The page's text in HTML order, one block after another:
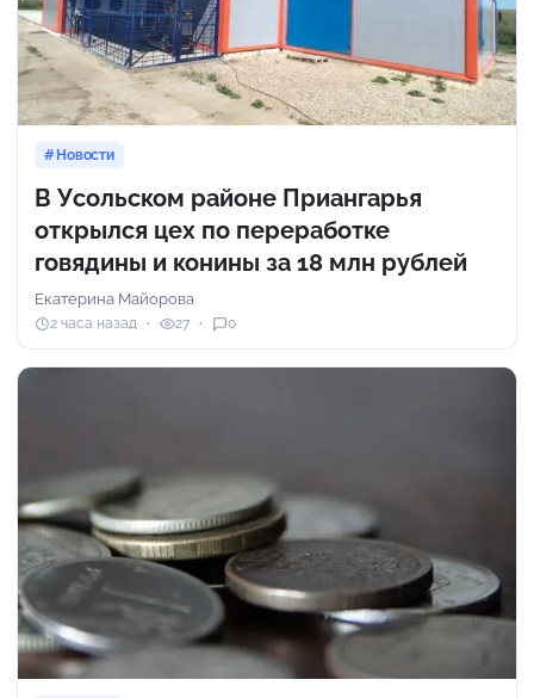
Новости
В Усольском районе Приангарья
открылся цех по переработке
говядины и конины за 18 млн рублей
Екатерина Майорова
2 часа назад 27 0